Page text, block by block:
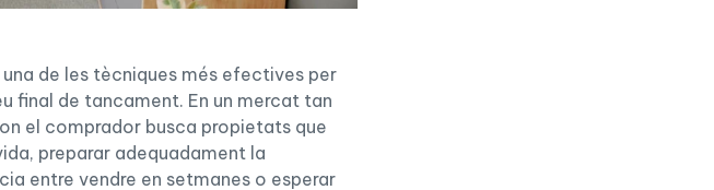
de les tècniques més efectives per
final de tancament. En un mercat tan
el comprador busca propietats que
preparar adequadament la
entre vendre en setmanes o esperar